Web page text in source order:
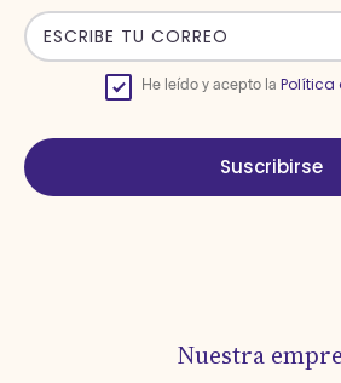
He leído y acepto la Política
Suscribirse
Nuestra